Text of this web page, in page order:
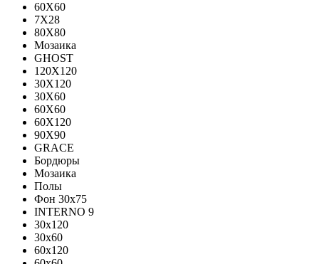
60X60
7X28
80X80
Мозаика
GHOST
120X120
30X120
30X60
60X60
60Х120
90X90
GRACE
Бордюры
Мозаика
Полы
Фон 30х75
INTERNO 9
30x120
30x60
60x120